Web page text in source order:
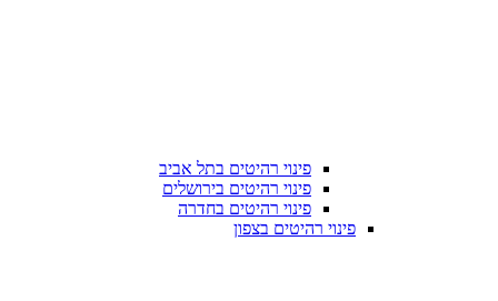
פינוי רהיטים בתל אביב
פינוי רהיטים בירושלים
פינוי רהיטים בחדרה
פינוי רהיטים בצפון